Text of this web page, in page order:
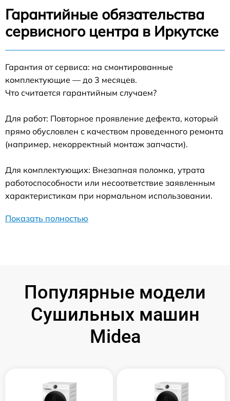
Гарантийные обязательства
сервисного центра в Иркутске
Гарантия от сервиса: на смонтированные
комплектующие — до 3 месяцев.
Что считается гарантийным случаем?
Для работ: Повторное проявление дефекта, который
прямо обусловлен с качеством проведенного ремонта
(например, некорректный монтаж запчасти).
Для комплектующих: Внезапная поломка, утрата
работоспособности или несоответствие заявленным
характеристикам при нормальном использовании.
Показать полностью
Популярные модели
Сушильных машин
Midea